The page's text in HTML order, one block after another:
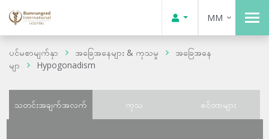
MM
ပင်မစာမျက်နှာ အခြေအနေများ & ကုသမှု
အခြေအနေ
မျာ
Hypogonadism
သတင်းအချက်အလက် ကုသ စင်တာများ